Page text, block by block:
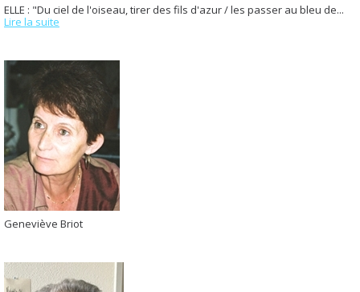
ELLE : "Du ciel de l'oiseau, tirer des fils d'azur / les passer au bleu de...
Lire la suite
Geneviève Briot